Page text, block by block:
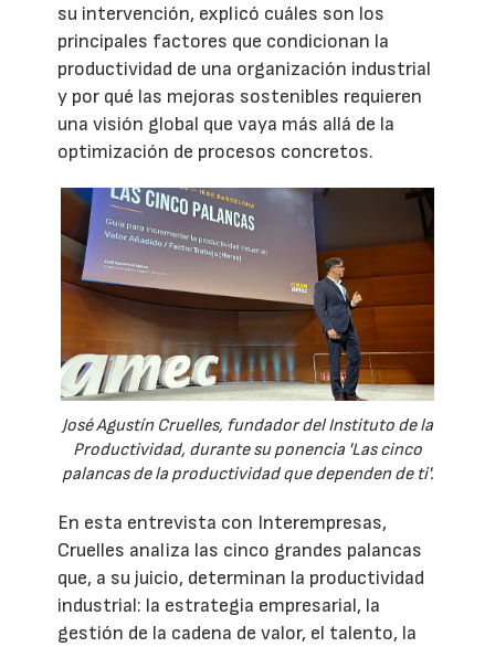
su intervención, explicó cuáles son los
principales factores que condicionan la
productividad de una organización industrial
y por qué las mejoras sostenibles requieren
una visión global que vaya más allá de la
optimización de procesos concretos.
José Agustín Cruelles, fundador del Instituto de la
Productividad, durante su ponencia 'Las cinco
palancas de la productividad que dependen de ti'.
En esta entrevista con Interempresas,
Cruelles analiza las cinco grandes palancas
que, a su juicio, determinan la productividad
industrial: la estrategia empresarial, la
gestión de la cadena de valor, el talento, la